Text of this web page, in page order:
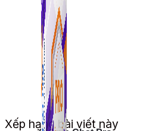
Xếp hạng bài viết này